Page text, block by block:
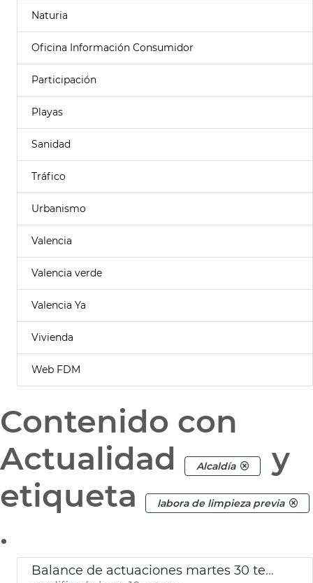
Naturia
Oficina Información Consumidor
Participación
Playas
Sanidad
Tráfico
Urbanismo
Valencia
Valencia verde
Valencia Ya
Vivienda
Web FDM
Contenido con
Actualidad
Alcaldía
y
etiqueta
labora de limpieza previa
.
Balance de actuaciones martes 30 temporal lluvia